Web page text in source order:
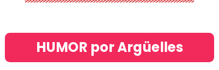
HUMOR por Argüelles​